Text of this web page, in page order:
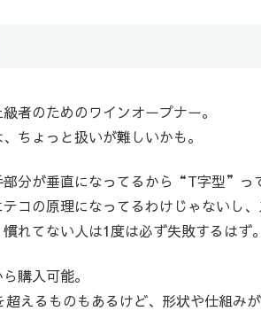
者のためのワインオープナー。
ちょっと扱いが難しいかも。
分が垂直になってるから“T字型”っ
コの原理になってるわけじゃないし
れてない人は1度は必ず失敗するはず。
購入可能。
えるものもあるけど、形状や仕組み